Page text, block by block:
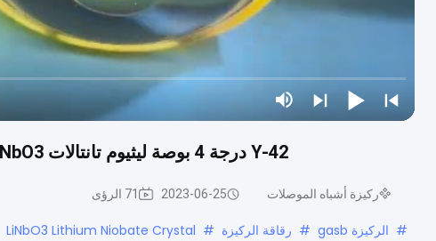
Y-42 درجة 4 بوصة ليثيوم تانتالات LiTaO3 LiNbO3 ليثيوم نيوبات كريستال خام غير معالج
ركيزة أشباه الموصلات 2023-06-25 71 الرؤى
# الركيزة gasb # رقاقة الركيزة #
LiNbO3 Lithium Niobate Crystal